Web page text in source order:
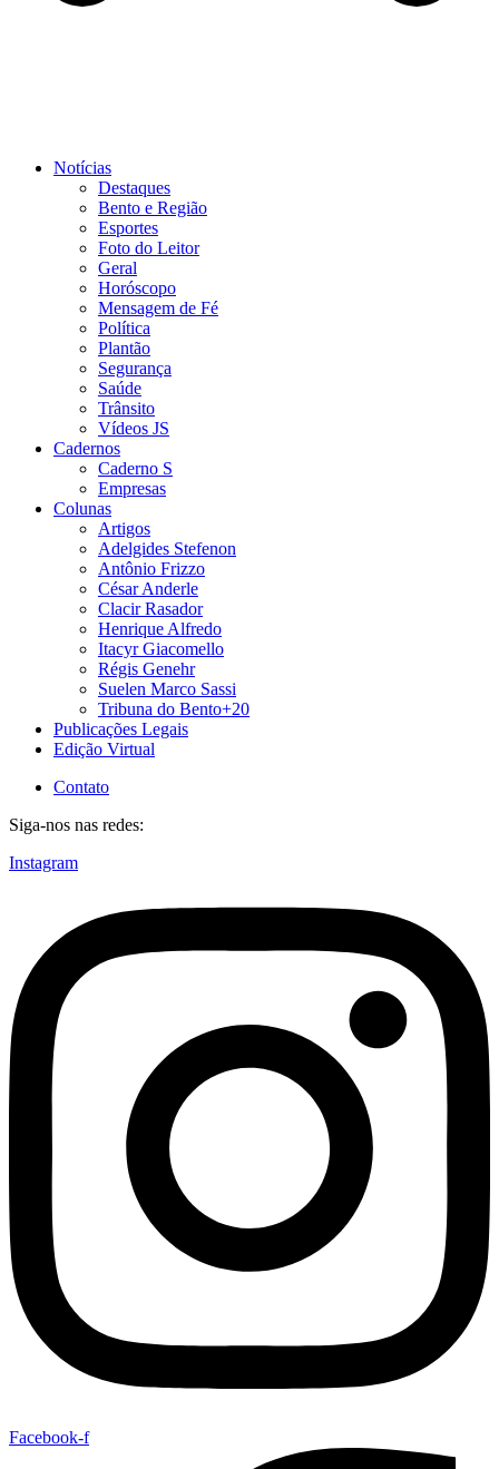
Notícias
Destaques
Bento e Região
Esportes
Foto do Leitor
Geral
Horóscopo
Mensagem de Fé
Política
Plantão
Segurança
Saúde
Trânsito
Vídeos JS
Cadernos
Caderno S
Empresas
Colunas
Artigos
Adelgides Stefenon
Antônio Frizzo
César Anderle
Clacir Rasador
Henrique Alfredo
Itacyr Giacomello
Régis Genehr
Suelen Marco Sassi
Tribuna do Bento+20
Publicações Legais
Edição Virtual
Contato
Siga-nos nas redes:
Instagram
Facebook-f